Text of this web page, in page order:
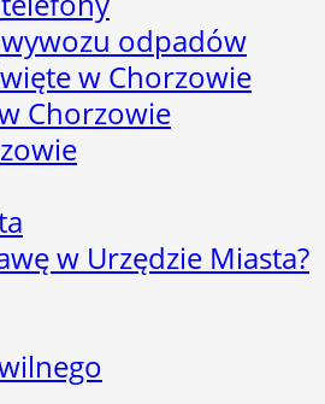
odpadów
w Chorzowie
Chorzowie
w Urzędzie Miasta?